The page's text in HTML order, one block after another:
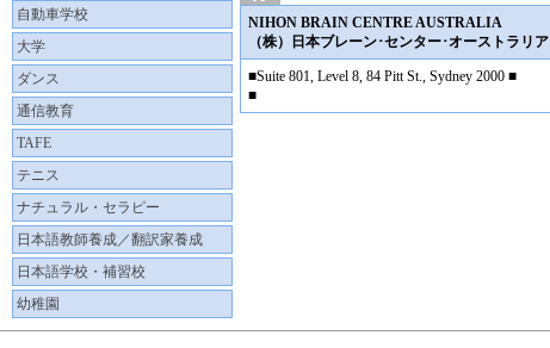
自動車学校
大学
ダンス
通信教育
TAFE
テニス
ナチュラル・セラピー
日本語教師養成／翻訳家養成
日本語学校・補習校
幼稚園
NIHON BRAIN CENTRE AUSTRALIA
（株）日本ブレーン･センター･オーストラリア
■Suite 801, Level 8, 84 Pitt St., Sydney 2000 ■
■